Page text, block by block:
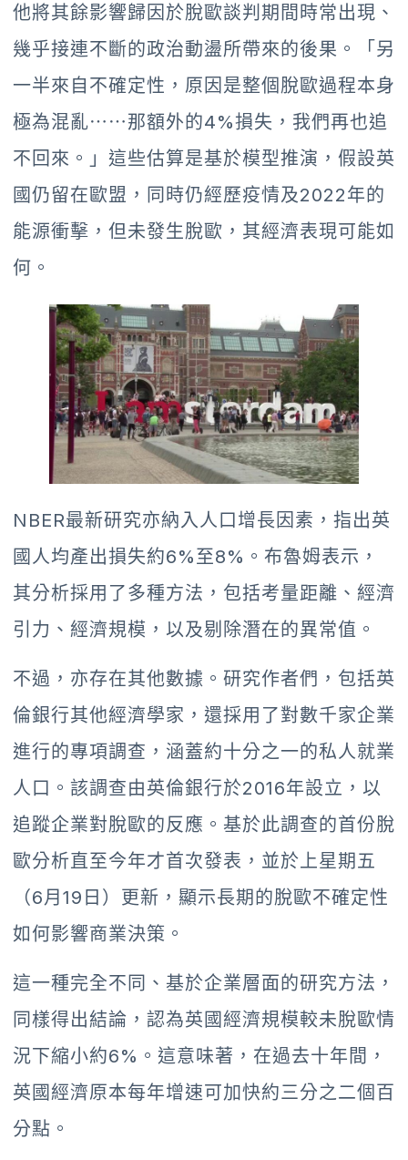
他將其餘影響歸因於脫歐談判期間時常出現、
幾乎接連不斷的政治動盪所帶來的後果。「另
一半來自不確定性，原因是整個脫歐過程本身
極為混亂⋯⋯那額外的4%損失，我們再也追
不回來。」這些估算是基於模型推演，假設英
國仍留在歐盟，同時仍經歷疫情及2022年的
能源衝擊，但未發生脫歐，其經濟表現可能如
何。
NBER最新研究亦納入人口增長因素，指出英
國人均產出損失約6%至8%。布魯姆表示，
其分析採用了多種方法，包括考量距離、經濟
引力、經濟規模，以及剔除潛在的異常值。
不過，亦存在其他數據。研究作者們，包括英
倫銀行其他經濟學家，還採用了對數千家企業
進行的專項調查，涵蓋約十分之一的私人就業
人口。該調查由英倫銀行於2016年設立，以
追蹤企業對脫歐的反應。基於此調查的首份脫
歐分析直至今年才首次發表，並於上星期五
（6月19日）更新，顯示長期的脫歐不確定性
如何影響商業決策。
這一種完全不同、基於企業層面的研究方法，
同樣得出結論，認為英國經濟規模較未脫歐情
況下縮小約6%。這意味著，在過去十年間，
英國經濟原本每年增速可加快約三分之二個百
分點。